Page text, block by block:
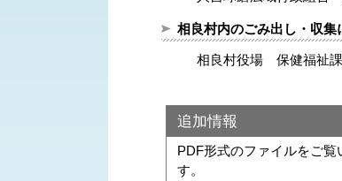
相良村内のごみ出し・収集
相良村役場 保健福祉課
追加情報
PDF形式のファイルをご
す。